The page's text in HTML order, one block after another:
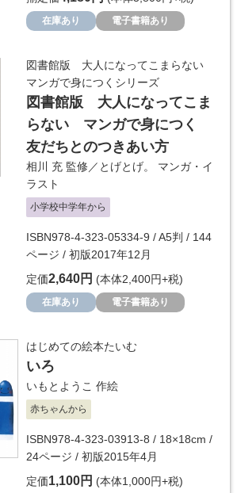
在庫あり 電子書籍あり
図書館版 大人になってこまらない
マンガで身につくシリーズ
図書館版 大人になってこま
らない マンガで身につく
友だちとのつきあい方
相川 充 監修／ とげとげ。
マンガ・イ
ラスト
小学校中学年から
ISBN978-4-323-05334-9 / A5判 / 144
ページ / 初版2017年12月
定価2,640円 (本体2,400円+税)
在庫あり 電子書籍あり
はじめての絵本たいむ
いろ
いもとようこ 作絵
赤ちゃんから
ISBN978-4-323-03913-8 / 18×18cm /
24ページ / 初版2015年4月
定価1,100円 (本体1,000円+税)